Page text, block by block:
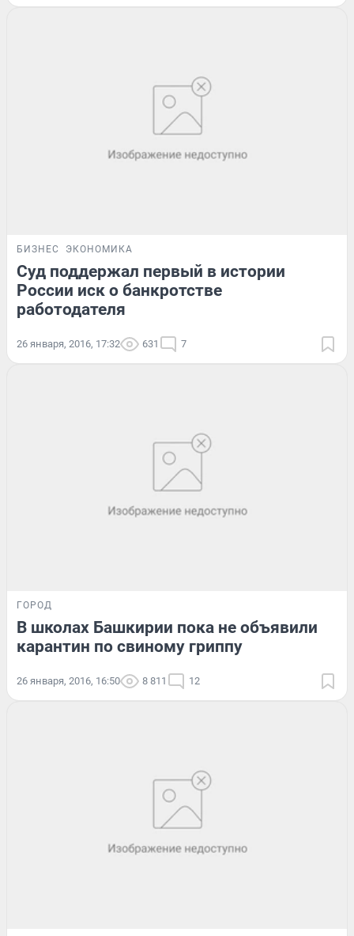
БИЗНЕС ЭКОНОМИКА
Суд поддержал первый в истории
России иск о банкротстве
работодателя
26 января, 2016, 17:32 631 7
ГОРОД
В школах Башкирии пока не объявили
карантин по свиному гриппу
26 января, 2016, 16:50 8 811 12